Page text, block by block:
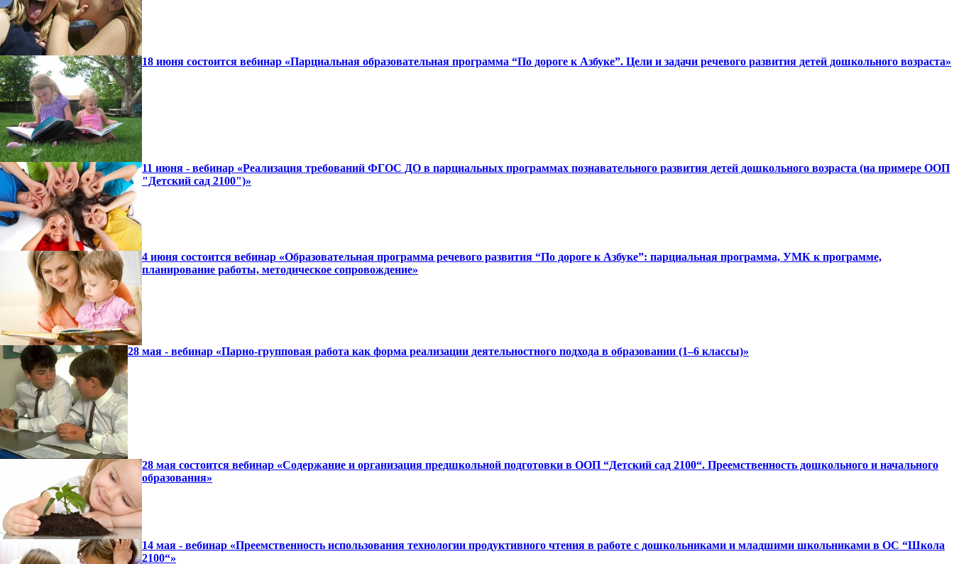
18 июня состоится вебинар «Парциальная образовательная программа “По дороге к Азбуке”. Цели и задачи речевого развития детей дошкольного возраста»
11 июня - вебинар «Реализация требований ФГОС ДО в парциальных программах познавательного развития детей дошкольного возраста (на примере ООП
"Детский сад 2100")»
4 июня состоится вебинар «Образовательная программа речевого развития “По дороге к Азбуке”: парциальная программа, УМК к программе,
планирование работы, методическое сопровождение»
28 мая - вебинар «Парно-групповая работа как форма реализации деятельностного подхода в образовании (1–6 классы)»
28 мая состоится вебинар «Содержание и организация предшкольной подготовки в ООП “Детский сад 2100“. Преемственность дошкольного и начального
образования»
14 мая - вебинар «Преемственность использования технологии продуктивного чтения в работе с дошкольниками и младшими школьниками в ОС “Школа
2100“»